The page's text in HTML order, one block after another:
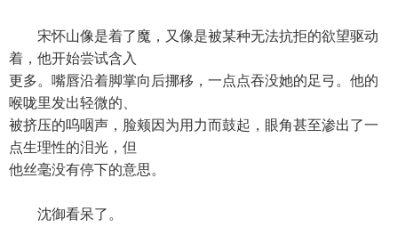
宋怀山像是着了魔，又像是被某种无法抗拒的欲望驱动
着，他开始尝试含入
更多。嘴唇沿着脚掌向后挪移，一点点吞没她的足弓。他的
喉咙里发出轻微的、
被挤压的呜咽声，脸颊因为用力而鼓起，眼角甚至渗出了一
点生理性的泪光，但
他丝毫没有停下的意思。
沈御看呆了。